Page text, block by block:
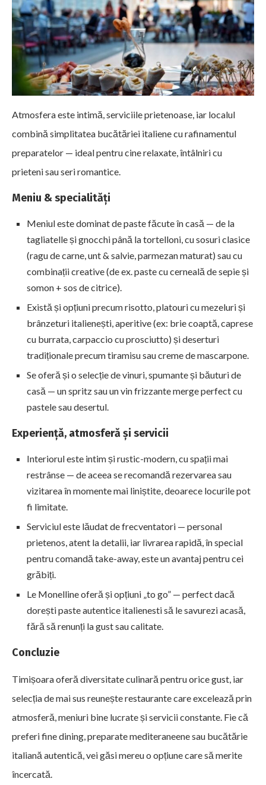
Atmosfera este intimă, serviciile prietenoase, iar localul
combină simplitatea bucătăriei italiene cu rafinamentul
preparatelor — ideal pentru cine relaxate, întâlniri cu
prieteni sau seri romantice.
Meniu & specialități
Meniul este dominat de paste făcute în casă — de la
tagliatelle și gnocchi până la tortelloni, cu sosuri clasice
(ragu de carne, unt & salvie, parmezan maturat) sau cu
combinații creative (de ex. paste cu cerneală de sepie și
somon + sos de citrice).
Există și opțiuni precum risotto, platouri cu mezeluri și
brânzeturi italienești, aperitive (ex: brie coaptă, caprese
cu burrata, carpaccio cu prosciutto) și deserturi
tradiționale precum tiramisu sau creme de mascarpone.
Se oferă și o selecție de vinuri, spumante și băuturi de
casă — un spritz sau un vin frizzante merge perfect cu
pastele sau desertul.
Experiență, atmosferă și servicii
Interiorul este intim și rustic-modern, cu spații mai
restrânse — de aceea se recomandă rezervarea sau
vizitarea în momente mai liniștite, deoarece locurile pot
fi limitate.
Serviciul este lăudat de frecventatori — personal
prietenos, atent la detalii, iar livrarea rapidă, în special
pentru comandă take-away, este un avantaj pentru cei
grăbiți.
Le Monelline oferă și opțiuni „to go” — perfect dacă
dorești paste autentice italienesti să le savurezi acasă,
fără să renunți la gust sau calitate.
Concluzie
Timișoara oferă diversitate culinară pentru orice gust, iar
selecția de mai sus reunește restaurante care excelează prin
atmosferă, meniuri bine lucrate și servicii constante. Fie că
preferi fine dining, preparate mediteraneene sau bucătărie
italiană autentică, vei găsi mereu o opțiune care să merite
încercată.